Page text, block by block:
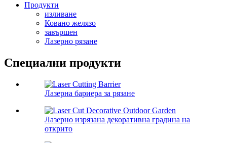
Продукти
изливане
Ковано желязо
завършен
Лазерно рязане
Специални продукти
Лазерна бариера за рязане
Лазерно изрязана декоративна градина на
открито